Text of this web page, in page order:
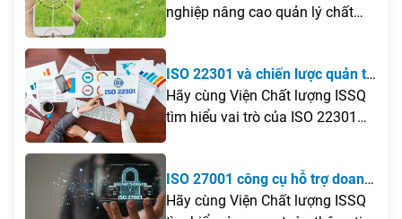
sản phẩm
nghiệp nâng cao quản lý chất
lượng, kiểm soát rủi ro và đáp
ứng yêu cầu minh bạch sản
phẩm.
ISO 22301 và chiến lược quản trị
rủi ro doanh nghiệp
Hãy cùng Viện Chất lượng ISSQ
tìm hiểu vai trò của ISO 22301
trong chiến lược quản trị rủi ro
doanh nghiệp và những giá trị
mà tiêu chuẩn này mang lại
trong việc nâng cao khả năng
ISO 27001 công cụ hỗ trợ doanh
nghiệp bảo mật an toàn thông
Hãy cùng Viện Chất lượng ISSQ